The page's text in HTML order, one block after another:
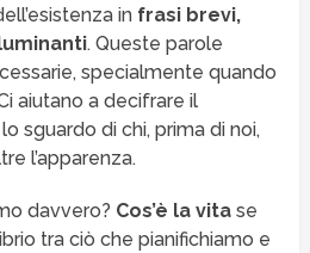
in frasi brevi,
. Queste parole
specialmente quando
aiutano a decifrare il
sguardo di chi, prima di noi,
l’apparenza.
davvero? Cos’è la vita se
tra ciò che pianifichiamo e